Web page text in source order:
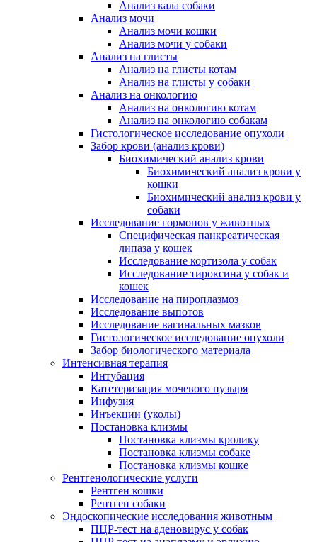
Анализ кала собаки
Анализ мочи
Анализ мочи кошки
Анализ мочи у собаки
Анализ на глисты
Анализ на глисты котам
Анализ на глисты у собаки
Анализ на онкологию
Анализ на онкологию котам
Анализ на онкологию собакам
Гистологическое исследование опухоли
Забор крови (анализ крови)
Биохимический анализ крови
Биохимический анализ крови у
кошки
Биохимический анализ крови у
собаки
Исследование гормонов у животных
Специфическая панкреатическая
липаза у кошек
Исследование кортизола у собак
Исследование тироксина у собак и
кошек
Исследование на пироплазмоз
Исследование выпотов
Исследование вагинальных мазков
Гистологическое исследование опухоли
Забор биологического материала
Интенсивная терапия
Интубация
Катетеризация мочевого пузыря
Инфузия
Инъекции (уколы)
Постановка клизмы
Постановка клизмы кролику
Постановка клизмы собаке
Постановка клизмы кошке
Рентгенологические услуги
Рентген кошки
Рентген собаки
Эндоскопические исследования животным
ПЦР-тест на аденовирус у собак